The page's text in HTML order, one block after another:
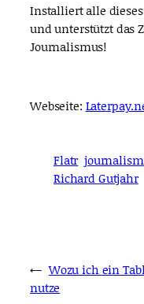
Installiert alle
und unterstützt das
Journalismus!
Webseite:
Flatr
Richard Gutjahr
← Wozu ich ein
nutze